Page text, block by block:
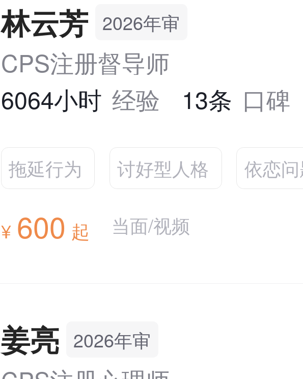
林云芳 2026年审
CPS注册督导师
6064小时 经验 13条 口碑
拖延行为 讨好型人格 依恋
¥ 600 起 当面/视频
姜亮 2026年审